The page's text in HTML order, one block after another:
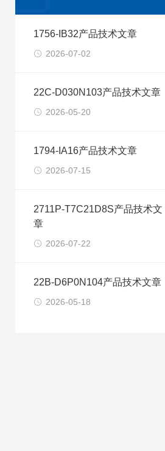
1756-IB32产品技术文章
2026-07-02
22C-D030N103产品技术文章
2026-05-20
1794-IA16产品技术文章
2026-07-15
2711P-T7C21D8S产品技术文
章
2026-07-22
22B-D6P0N104产品技术文章
2026-05-18